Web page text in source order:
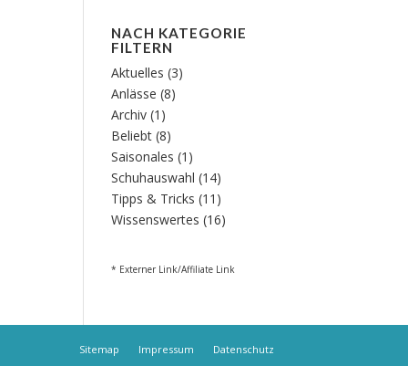
NACH KATEGORIE
FILTERN
Aktuelles (3)
Anlässe (8)
Archiv (1)
Beliebt (8)
Saisonales (1)
Schuhauswahl (14)
Tipps & Tricks (11)
Wissenswertes (16)
* Externer Link/Affiliate Link
Sitemap Impressum Datenschutz